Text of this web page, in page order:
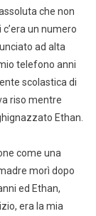
che non
un numero
ad alta
telefono anni
scolastica di
riso mentre
Ethan.
come una
morì dopo
ed Ethan,
era la mia